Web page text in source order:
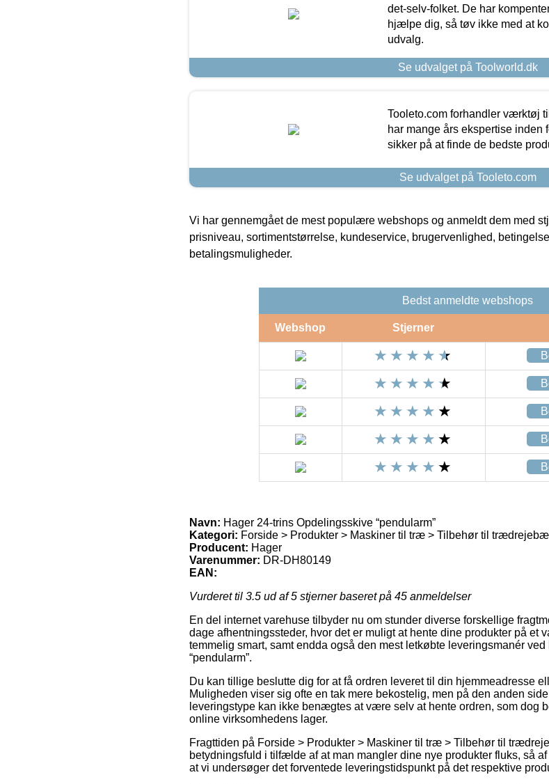
det-selv-folket. De har
hjælpe dig, så tøv ikke med at
udvalg.
Se udvalget på Toolworld.dk
Tooleto.com forhandler værktøj
har mange års ekspertise
sikker på at finde de bedste
Se udvalget på Tooleto.com
Vi har gennemgået de mest populære webshops og anmeldt dem med
prisniveau, sortimentstørrelse, kundeservice, brugervenlighed,
betalingsmuligheder.
Bedst anmeldte webshops
Webshop Stjerner
Navn: Hager 24-trins Opdelingsskive “pendularm”
Kategori: Forside > Produkter > Maskiner til træ > Tilbehør til
Producent: Hager
Varenummer: DR-DH80149
EAN:
Vurderet til 3.5 ud af 5 stjerner baseret på 45 anmeldelser
En del internet varehuse tilbyder nu om stunder diverse forskellige
dage afhentningssteder, hvor det er muligt at hente dine produkter på et
temmelig smart, samt endda også den mest letkøbte leveringsmanér
“pendularm”.
Du kan tillige beslutte dig for at få ordren leveret til din hjemmeadresse
Muligheden viser sig ofte en tak mere bekostelig, men på den anden
leveringstype kan ikke benægtes at være selv at hente ordren, som dog
online virksomhedens lager.
Fragttiden på Forside > Produkter > Maskiner til træ > Tilbehør til
betydningsfuld i tilfælde af at man mangler dine nye produkter fluks, så
at vi undersøger det forventede leveringstidspunkt på det respektive